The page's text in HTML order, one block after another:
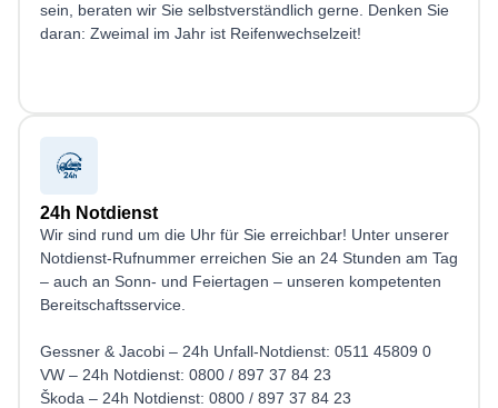
sein, beraten wir Sie selbstverständlich gerne. Denken Sie
daran: Zweimal im Jahr ist Reifenwechselzeit!
24h Notdienst
Wir sind rund um die Uhr für Sie erreichbar! Unter unserer
Notdienst-Rufnummer erreichen Sie an 24 Stunden am Tag
– auch an Sonn- und Feiertagen – unseren kompetenten
Bereitschaftsservice.
Gessner & Jacobi – 24h Unfall-Notdienst: 0511 45809 0
VW – 24h Notdienst: 0800 / 897 37 84 23
Škoda – 24h Notdienst: 0800 / 897 37 84 23